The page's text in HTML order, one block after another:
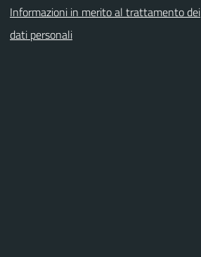
Informazioni in merito al trattamento dei
dati personali